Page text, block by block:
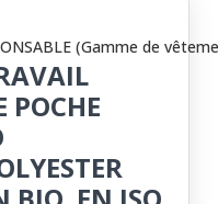
(Gamme de
POCHE